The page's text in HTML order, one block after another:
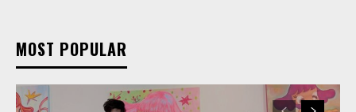
MOST POPULAR